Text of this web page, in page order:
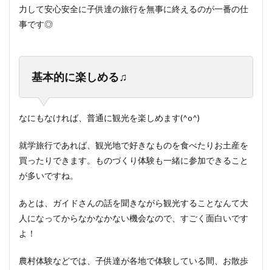
力して安心安全に子供達の旅行を無事に終えるのが一番の仕
事です◎
基本的に楽しめる♫
なにもなければ、普通に観光を楽しめます(^o^)
就学旅行であれば、観光地で好きなものを食べたりお土産を
買ったりできます。ものづくり体験も一緒に参加できること
が多いですね。
あとは、ガイドさんの話を聞きながら観光することなんて大
人になってからなかなかない機会なので、すごく面白いです
よ！
農村体験などでは、子供達が各地で体験している間、お散歩